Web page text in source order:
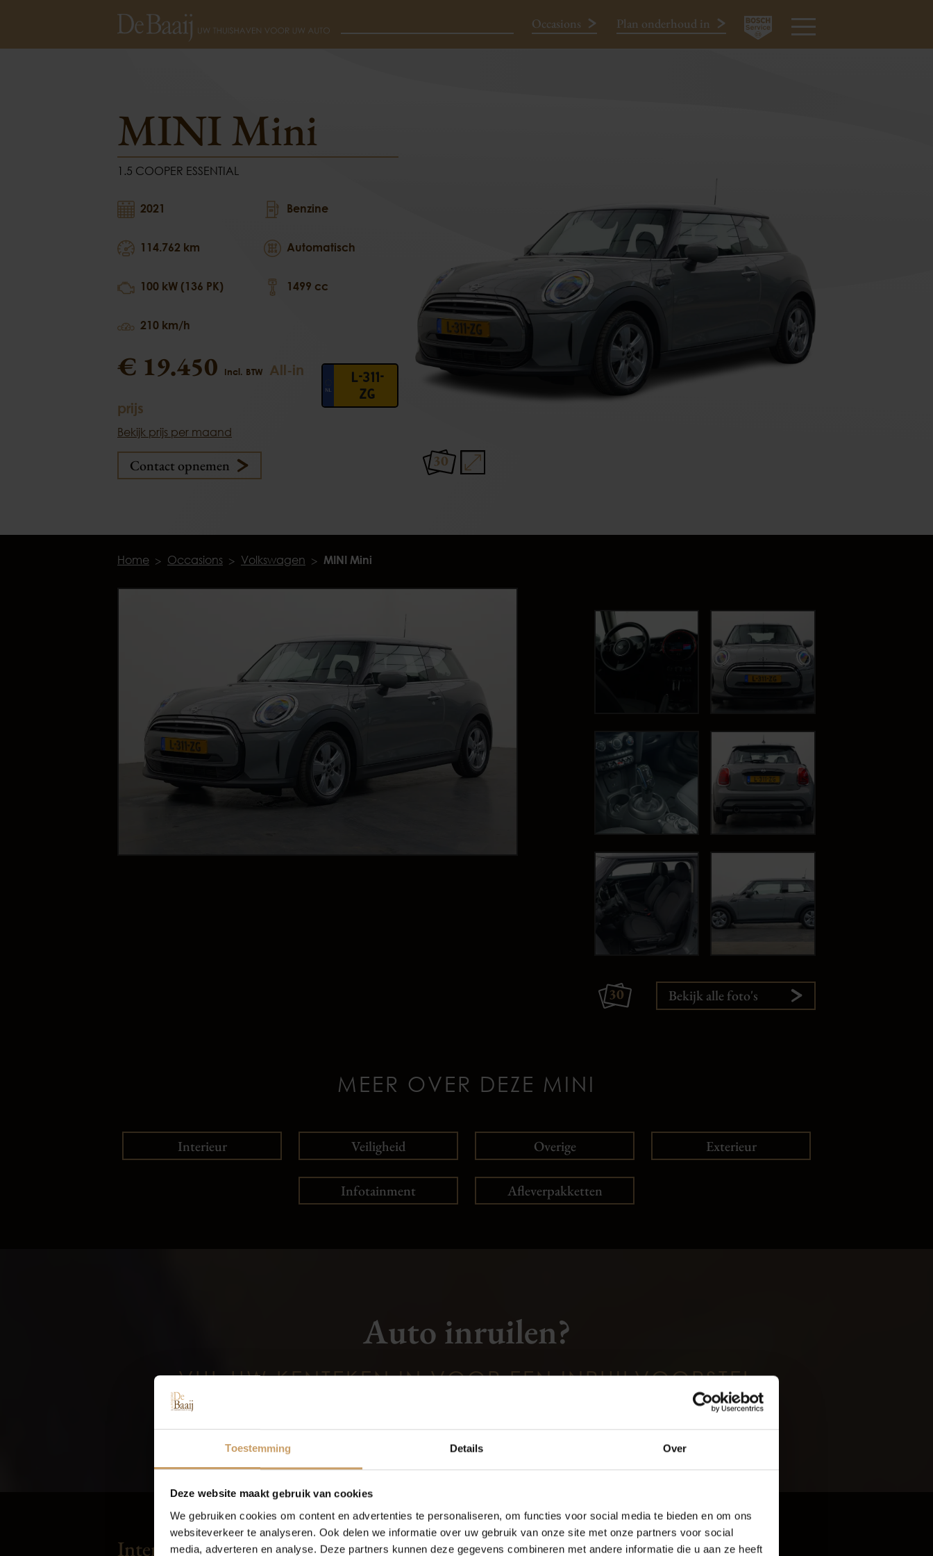
Toestemming Details Over
Deze website maakt gebruik van cookies
We gebruiken cookies om content en advertenties te personaliseren, om functies voor social media te bieden en om ons
websiteverkeer te analyseren. Ook delen we informatie over uw gebruik van onze site met onze partners voor social
media, adverteren en analyse. Deze partners kunnen deze gegevens combineren met andere informatie die u aan ze heeft
Occasions Plan onderhoud in
MINI Mini
1.5 COOPER ESSENTIAL
2021
114.762 km
100 kW (136 PK)
210 km/h
Benzine
Automatisch
1499 cc
€ 19.450 Incl. BTW All-in
prijs
L-311-
ZG
Bekijk prijs per maand
Contact opnemen 30
Home Occasions Volkswagen MINI Mini
30 Bekijk alle foto's
MEER OVER DEZE MINI
Interieur Veiligheid Overige Exterieur
Infotainment Afleverpakketten
Auto inruilen?
VUL UW KENTEKEN IN VOOR EEN INRUILVOORSTEL
Interieur Veiligheid Overige Exterieur
Autolease
Financiering
Over Autobedrijf De Baaij
Blogs